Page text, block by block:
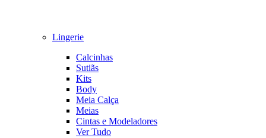
Lingerie
Calcinhas
Sutiãs
Kits
Body
Meia Calça
Meias
Cintas e Modeladores
Ver Tudo